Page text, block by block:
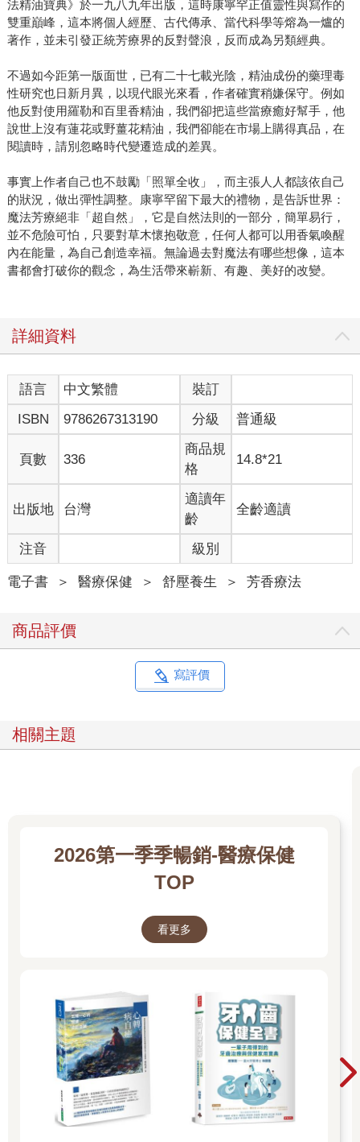
法精油寶典》於一九八九年出版，這時康寧罕正值靈性與寫作的
雙重巔峰，這本將個人經歷、古代傳承、當代科學等熔為一爐的
著作，並未引發正統芳療界的反對聲浪，反而成為另類經典。
不過如今距第一版面世，已有二十七載光陰，精油成份的藥理毒
性研究也日新月異，以現代眼光來看，作者確實稍嫌保守。例如
他反對使用羅勒和百里香精油，我們卻把這些當療癒好幫手，他
說世上沒有蓮花或野薑花精油，我們卻能在市場上購得真品，在
閱讀時，請別忽略時代變遷造成的差異。
事實上作者自己也不鼓勵「照單全收」，而主張人人都該依自己
的狀況，做出彈性調整。康寧罕留下最大的禮物，是告訴世界：
魔法芳療絕非「超自然」，它是自然法則的一部分，簡單易行，
並不危險可怕，只要對草木懷抱敬意，任何人都可以用香氣喚醒
內在能量，為自己創造幸福。無論過去對魔法有哪些想像，這本
書都會打破你的觀念，為生活帶來嶄新、有趣、美好的改變。
詳細資料
語言 中文繁體
裝訂
ISBN
9786267313190 分級 普通級
頁數 336
商品規
格
14.8*21
出版地 台灣
適讀年
齡
全齡適讀
注音 級別
電子書 ＞ 醫療保健 ＞ 舒壓養生 ＞ 芳香療法
商品評價
寫評價
相關主題
2026第一季季暢銷-醫療保健
TOP
看更多